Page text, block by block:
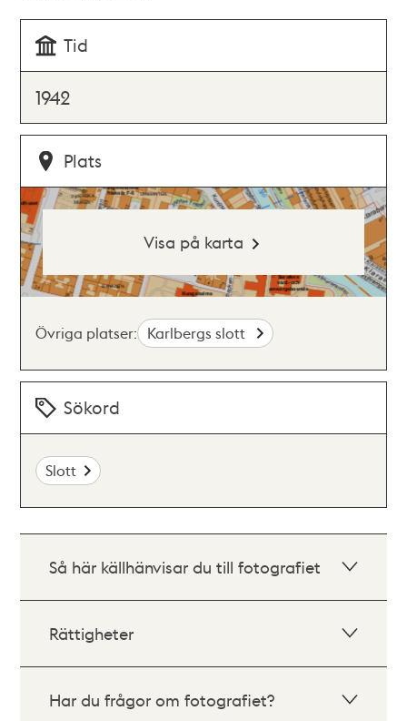
Tid
1942
Plats
Visa på karta
Övriga platser: Karlbergs slott
Sökord
Slott
Så här källhänvisar du till fotografiet
Rättigheter
Har du frågor om fotografiet?